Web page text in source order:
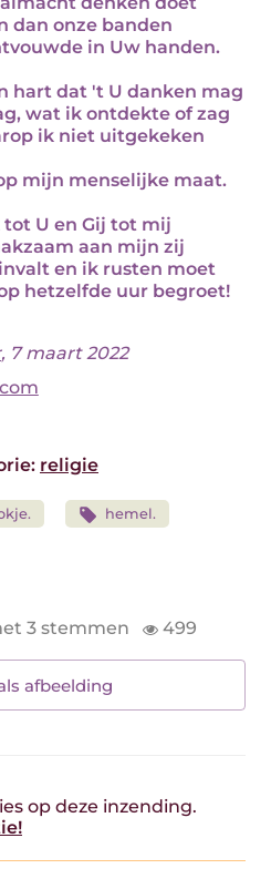
dan onze banden
in Uw handen.
hart dat 't U danken mag
wat ik ontdekte of zag
ik niet uitgekeken
mijn menselijke maat.
tot U en Gij tot mij
aan mijn zij
en ik rusten moet
hetzelfde uur begroet!
, 7 maart 2022
religie
hemel.
3 stemmen 499
afbeelding
op deze inzending.